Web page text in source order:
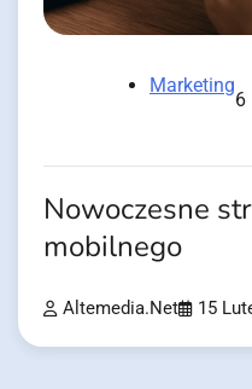
Marketing
6
Nowoczesne
mobilnego
Altemedia.net 15